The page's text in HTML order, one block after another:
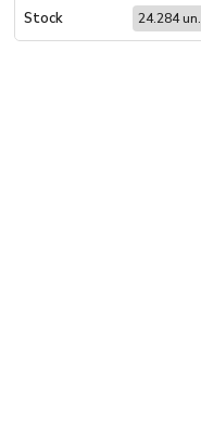
Stock 24.284 un.